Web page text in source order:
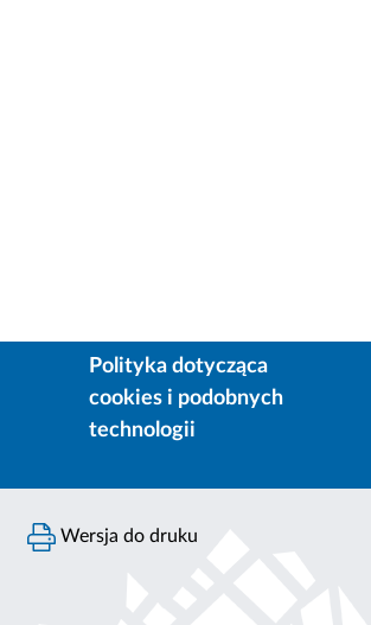
Polityka dotycząca
cookies i podobnych
technologii
Wersja do druku